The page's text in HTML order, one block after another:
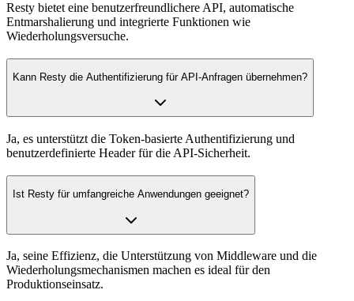
Resty bietet eine benutzerfreundlichere API, automatische
Entmarshalierung und integrierte Funktionen wie
Wiederholungsversuche.
Kann Resty die Authentifizierung für API-Anfragen übernehmen?
Ja, es unterstützt die Token-basierte Authentifizierung und
benutzerdefinierte Header für die API-Sicherheit.
Ist Resty für umfangreiche Anwendungen geeignet?
Ja, seine Effizienz, die Unterstützung von Middleware und die
Wiederholungsmechanismen machen es ideal für den
Produktionseinsatz.